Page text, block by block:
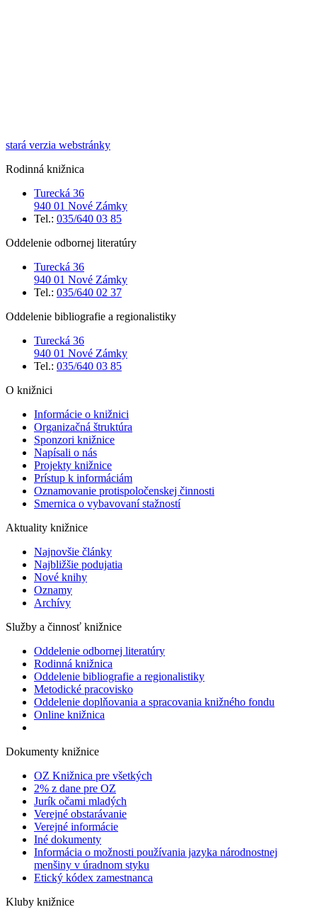
stará verzia webstránky
Rodinná knižnica
Turecká 36
940 01 Nové Zámky
Tel.: 035/640 03 85
Oddelenie odbornej literatúry
Turecká 36
940 01 Nové Zámky
Tel.: 035/640 02 37
Oddelenie bibliografie a regionalistiky
Turecká 36
940 01 Nové Zámky
Tel.: 035/640 03 85
O knižnici
Informácie o knižnici
Organizačná štruktúra
Sponzori knižnice
Napísali o nás
Projekty knižnice
Prístup k informáciám
Oznamovanie protispoločenskej činnosti
Smernica o vybavovaní stažností
Aktuality knižnice
Najnovšie články
Najbližšie podujatia
Nové knihy
Oznamy
Archívy
Služby a činnosť knižnice
Oddelenie odbornej literatúry
Rodinná knižnica
Oddelenie bibliografie a regionalistiky
Metodické pracovisko
Oddelenie doplňovania a spracovania knižného fondu
Online knižnica
Dokumenty knižnice
OZ Knižnica pre všetkých
2% z dane pre OZ
Jurík očami mladých
Verejné obstarávanie
Verejné informácie
Iné dokumenty
Informácia o možnosti používania jazyka národnostnej
menšiny v úradnom styku
Etický kódex zamestnanca
Kluby knižnice